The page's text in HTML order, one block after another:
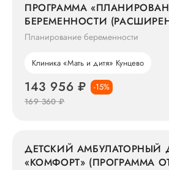
ПРОГРАММА
БЕРЕМЕННОСТИ
Планирование беременности
Клиника «Мать и дитя» Кунцево
143 956 ₽
-15%
169 360 ₽
ДЕТСКИЙ АМБУЛАТОРНЫЙ
«КОМФОРТ» (ПРОГРАММА